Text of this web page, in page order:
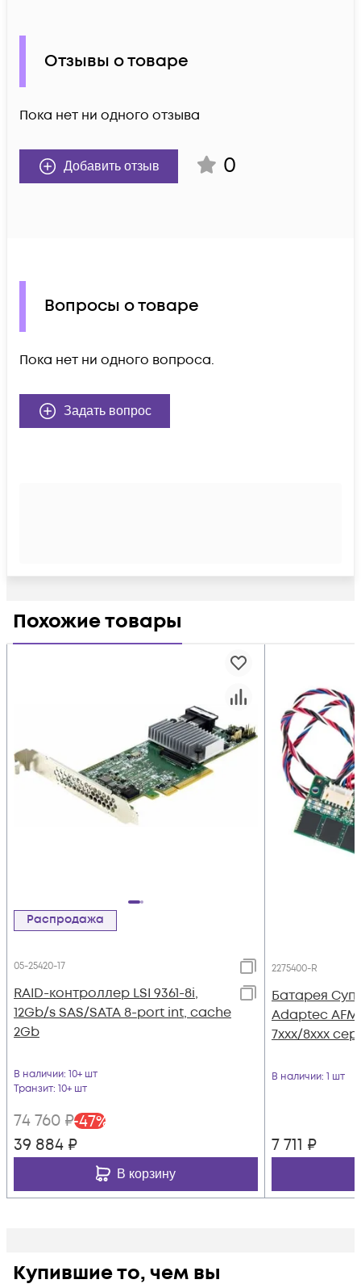
Отзывы о товаре
Пока нет ни одного отзыва
Добавить отзыв 0
Вопросы о товаре
Пока нет ни одного вопроса.
Задать вопрос
Похожие товары
Распродажа
05-25420-17
RAID-контроллер LSI 9361-8i,
12Gb/s SAS/SATA 8-port int, cache
2Gb
В наличии: 10+ шт
Транзит: 10+ шт
74 760 ₽-47%
39 884 ₽
В корзину
2275400-R
Батарея
Adaptec
7xxx/8xxx
В наличии: 1 шт
7 711 ₽
Купившие то, чем вы